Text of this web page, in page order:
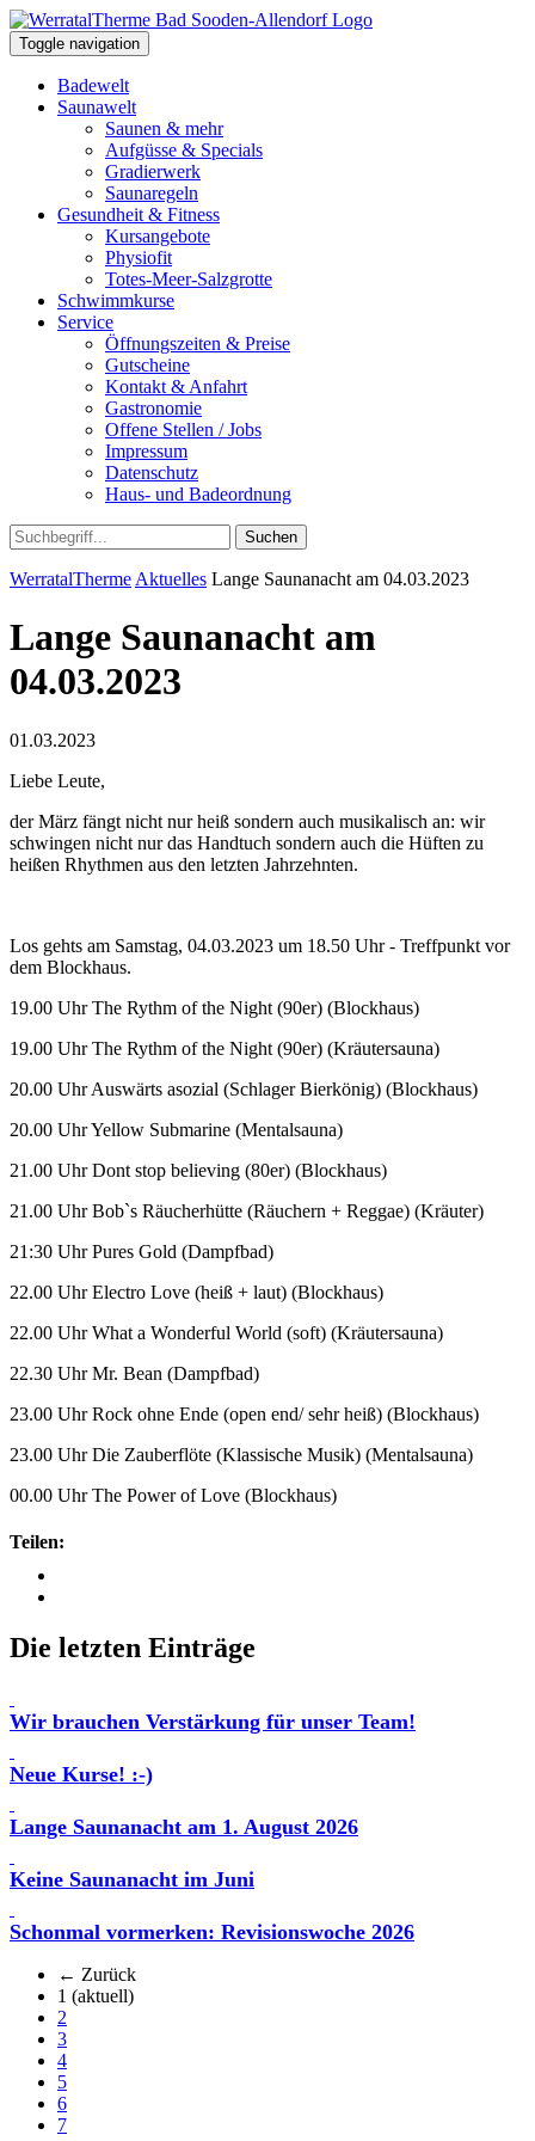
Toggle navigation
Badewelt
Saunawelt
Saunen & mehr
Aufgüsse & Specials
Gradierwerk
Saunaregeln
Gesundheit & Fitness
Kursangebote
Physiofit
Totes-Meer-Salzgrotte
Schwimmkurse
Service
Öffnungszeiten & Preise
Gutscheine
Kontakt & Anfahrt
Gastronomie
Offene Stellen / Jobs
Impressum
Datenschutz
Haus- und Badeordnung
Suchen
WerratalTherme Aktuelles Lange Saunanacht am 04.03.2023
Lange Saunanacht am
04.03.2023
01.03.2023
Liebe Leute,
der März fängt nicht nur heiß sondern auch musikalisch an: wir
schwingen nicht nur das Handtuch sondern auch die Hüften zu
heißen Rhythmen aus den letzten Jahrzehnten.
Los gehts am Samstag, 04.03.2023 um 18.50 Uhr - Treffpunkt vor
dem Blockhaus.
19.00 Uhr The Rythm of the Night (90er) (Blockhaus)
19.00 Uhr The Rythm of the Night (90er) (Kräutersauna)
20.00 Uhr Auswärts asozial (Schlager Bierkönig) (Blockhaus)
20.00 Uhr Yellow Submarine (Mentalsauna)
21.00 Uhr Dont stop believing (80er) (Blockhaus)
21.00 Uhr Bob`s Räucherhütte (Räuchern + Reggae) (Kräuter)
21:30 Uhr Pures Gold (Dampfbad)
22.00 Uhr Electro Love (heiß + laut) (Blockhaus)
22.00 Uhr What a Wonderful World (soft) (Kräutersauna)
22.30 Uhr Mr. Bean (Dampfbad)
23.00 Uhr Rock ohne Ende (open end/ sehr heiß) (Blockhaus)
23.00 Uhr Die Zauberflöte (Klassische Musik) (Mentalsauna)
00.00 Uhr The Power of Love (Blockhaus)
Teilen:
Die letzten Einträge
Wir brauchen Verstärkung für unser Team!
Neue Kurse! :-)
Lange Saunanacht am 1. August 2026
Keine Saunanacht im Juni
Schonmal vormerken: Revisionswoche 2026
← Zurück
1 (aktuell)
2
3
4
5
6
7